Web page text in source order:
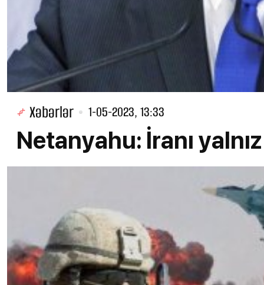
Xəbərlər 1-05-2023, 13:33
Netanyahu: İranı